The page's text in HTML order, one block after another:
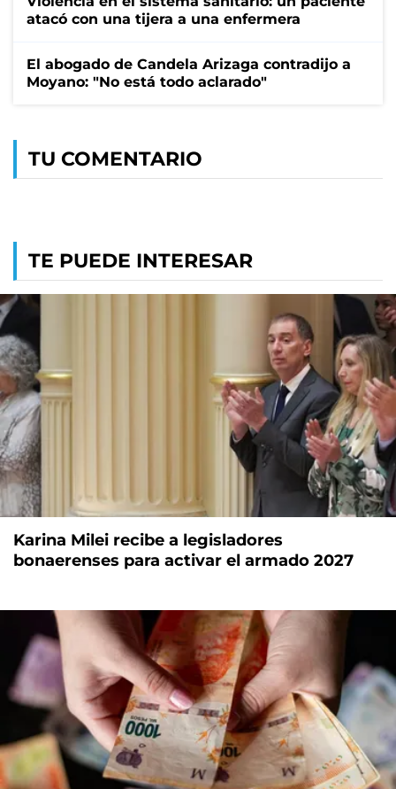
atacó con una tijera a una enfermera
El abogado de Candela Arizaga contradijo a
Moyano: "No está todo aclarado"
TU COMENTARIO
TE PUEDE INTERESAR
Karina Milei recibe a legisladores
bonaerenses para activar el armado 2027